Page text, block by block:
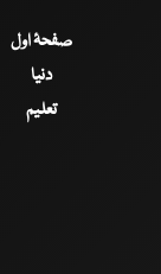
صفحۂ اول
دنیا
تعلیم